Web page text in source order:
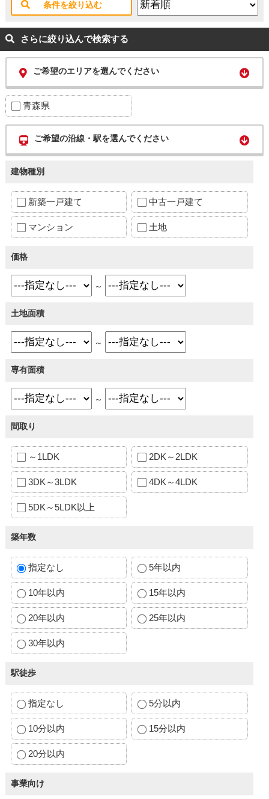
条件を絞り込む
さらに絞り込んで検索する
ご希望のエリアを選んでください
青森県
ご希望の沿線・駅を選んでください
建物種別
新築一戸建て 中古一戸建て
マンション 土地
価格
～
土地面積
～
専有面積
～
間取り
～1LDK 2DK～2LDK
3DK～3LDK 4DK～4LDK
5DK～5LDK以上
築年数
指定なし 5年以内
10年以内 15年以内
20年以内 25年以内
30年以内
駅徒歩
指定なし 5分以内
10分以内 15分以内
20分以内
事業向け